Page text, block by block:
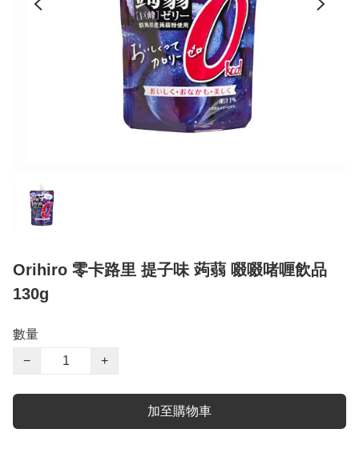
Orihiro 零卡路里 提子味 蒟蒻 啜啜啫喱飲品
130g
數量
−
+
加至購物車